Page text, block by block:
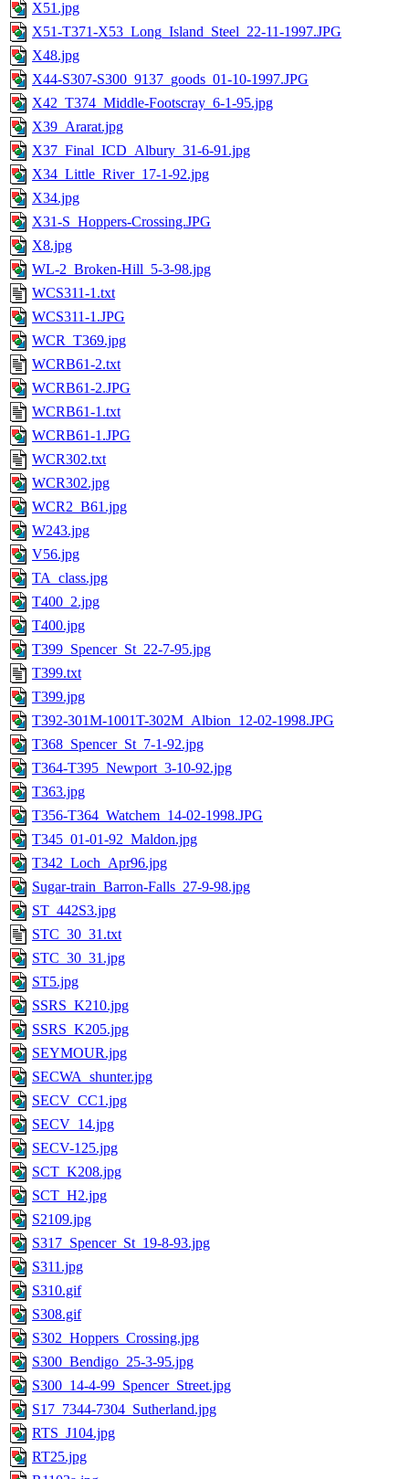
X51.jpg
X51-T371-X53_Long_Island_Steel_22-11-1997.JPG
X48.jpg
X44-S307-S300_9137_goods_01-10-1997.JPG
X42_T374_Middle-Footscray_6-1-95.jpg
X39_Ararat.jpg
X37_Final_ICD_Albury_31-6-91.jpg
X34_Little_River_17-1-92.jpg
X34.jpg
X31-S_Hoppers-Crossing.JPG
X8.jpg
WL-2_Broken-Hill_5-3-98.jpg
WCS311-1.txt
WCS311-1.JPG
WCR_T369.jpg
WCRB61-2.txt
WCRB61-2.JPG
WCRB61-1.txt
WCRB61-1.JPG
WCR302.txt
WCR302.jpg
WCR2_B61.jpg
W243.jpg
V56.jpg
TA_class.jpg
T400_2.jpg
T400.jpg
T399_Spencer_St_22-7-95.jpg
T399.txt
T399.jpg
T392-301M-1001T-302M_Albion_12-02-1998.JPG
T368_Spencer_St_7-1-92.jpg
T364-T395_Newport_3-10-92.jpg
T363.jpg
T356-T364_Watchem_14-02-1998.JPG
T345_01-01-92_Maldon.jpg
T342_Loch_Apr96.jpg
Sugar-train_Barron-Falls_27-9-98.jpg
ST_442S3.jpg
STC_30_31.txt
STC_30_31.jpg
ST5.jpg
SSRS_K210.jpg
SSRS_K205.jpg
SEYMOUR.jpg
SECWA_shunter.jpg
SECV_CC1.jpg
SECV_14.jpg
SECV-125.jpg
SCT_K208.jpg
SCT_H2.jpg
S2109.jpg
S317_Spencer_St_19-8-93.jpg
S311.jpg
S310.gif
S308.gif
S302_Hoppers_Crossing.jpg
S300_Bendigo_25-3-95.jpg
S300_14-4-99_Spencer_Street.jpg
S17_7344-7304_Sutherland.jpg
RTS_J104.jpg
RT25.jpg